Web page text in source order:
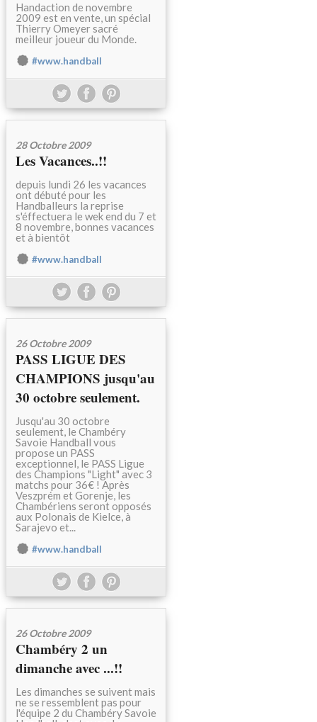
Handaction de novembre
2009 est en vente, un spécial
Thierry Omeyer sacré
meilleur joueur du Monde.
#www.handball
28 Octobre 2009
Les Vacances..!!
depuis lundi 26 les vacances
ont débuté pour les
Handballeurs la reprise
s'éffectuera le wek end du 7 et
8 novembre, bonnes vacances
et à bientôt
#www.handball
26 Octobre 2009
PASS LIGUE DES
CHAMPIONS jusqu'au
30 octobre seulement.
Jusqu'au 30 octobre
seulement, le Chambéry
Savoie Handball vous
propose un PASS
exceptionnel, le PASS Ligue
des Champions "Light" avec 3
matchs pour 36€ ! Après
Veszprém et Gorenje, les
Chambériens seront opposés
aux Polonais de Kielce, à
Sarajevo et...
#www.handball
26 Octobre 2009
Chambéry 2 un
dimanche avec ...!!
Les dimanches se suivent mais
ne se ressemblent pas pour
l'équipe 2 du Chambéry Savoie